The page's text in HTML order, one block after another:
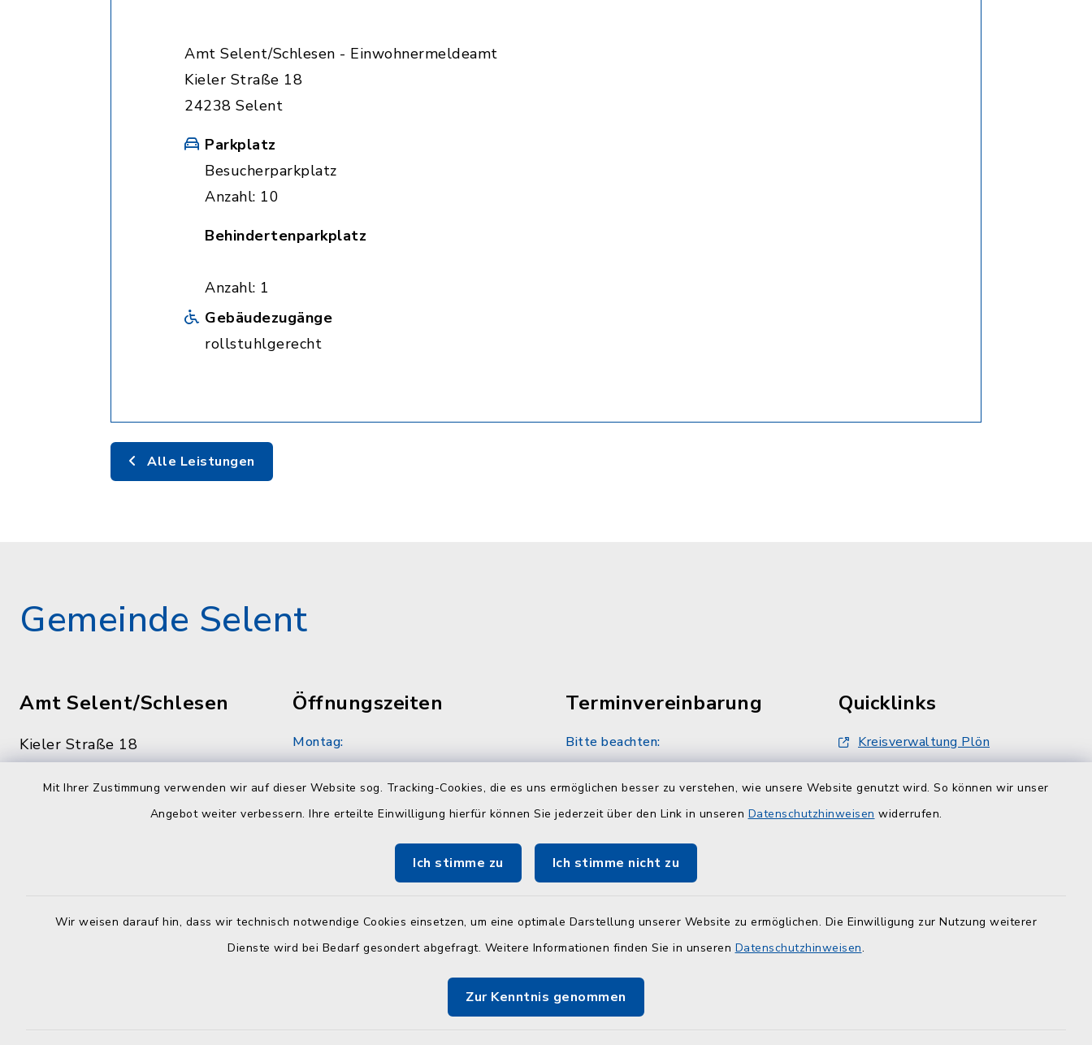
Mit Ihrer Zustimmung verwenden wir auf dieser Website sog. Tracking-Cookies, die es uns ermöglichen besser zu verstehen, wie unsere Website genutzt wird. So können wir unser
Angebot weiter verbessern. Ihre erteilte Einwilligung hierfür können Sie jederzeit über den Link in unseren Datenschutzhinweisen widerrufen.
Ich stimme zu Ich stimme nicht zu
Wir weisen darauf hin, dass wir technisch notwendige Cookies einsetzen, um eine optimale Darstellung unserer Website zu ermöglichen. Die Einwilligung zur Nutzung weiterer
Dienste wird bei Bedarf gesondert abgefragt. Weitere Informationen finden Sie in unseren Datenschutzhinweisen.
Zur Kenntnis genommen
Amt Selent/Schlesen - Einwohnermeldeamt
Kieler Straße 18
24238 Selent
Parkplatz
Besucherparkplatz
Anzahl: 10
Behindertenparkplatz
Anzahl: 1
Gebäudezugänge
rollstuhlgerecht
Alle Leistungen
Gemeinde Selent
Amt Selent/Schlesen
Kieler Straße 18
24238 Selent
Öffnungszeiten
Montag:
8.30 - 12.30 Uhr
Dienstag:
Terminvereinbarung
Bitte beachten:
Sozialamt und Wohngeldamt nur
nach telefonischer Vereinbarung
unter 04384 5979-11 oder -12
Quicklinks
Kreisverwaltung Plön
ZuFiSH